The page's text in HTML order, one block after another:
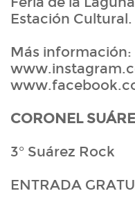
Estación Cultural.
Más información:
CORONEL
3° Suárez Rock
ENTRADA